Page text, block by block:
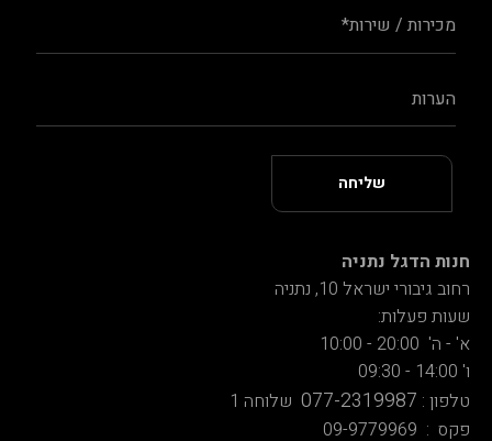
חנות הדגל נתניה
רחוב גיבורי ישראל 10, נתניה
שעות פעלות:
א' - ה' 20:00 - 10:00
ו' 14:00 - 09:30
טלפון : 077-2319987 שלוחה 1
פקס : 09-9779969